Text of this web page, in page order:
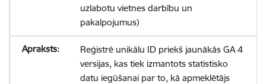
uzlabotu vietnes darbību un
pakalpojumus)
Reģistrē unikālu ID priekš jaunākās GA 4
versijas, kas tiek izmantots statistisko
datu iegūšanai par to, kā apmeklētājs